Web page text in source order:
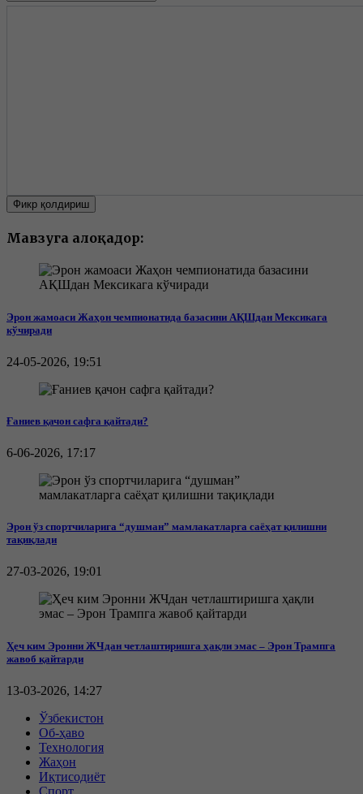
Фикр қолдириш
Мавзуга алоқадор:
Эрон жамоаси Жаҳон чемпионатида базасини АҚШдан Мексикага
кўчиради
24-05-2026, 19:51
Ғаниев қачон сафга қайтади?
6-06-2026, 17:17
Эрон ўз спортчиларига “душман” мамлакатларга саёҳат қилишни
тақиқлади
27-03-2026, 19:01
Ҳеч ким Эронни ЖЧдан четлаштиришга ҳақли эмас – Эрон Трампга
жавоб қайтарди
13-03-2026, 14:27
Ўзбекистон
Об-ҳаво
Технология
Жаҳон
Иқтисодиёт
Спорт